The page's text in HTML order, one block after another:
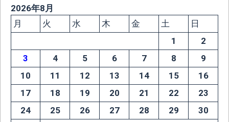
2026年8月
月
火 水 木 金 土
日
1
2
3
4 5 6 7 8
9
10
11 12 13 14 15
16
17
18 19 20 21 22
23
24
25 26 27 28 29
30